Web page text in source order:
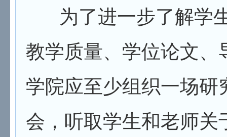
为了进一步了解学
教学质量、学位论文、
学院应至少组织一场
会，听取学生和老师